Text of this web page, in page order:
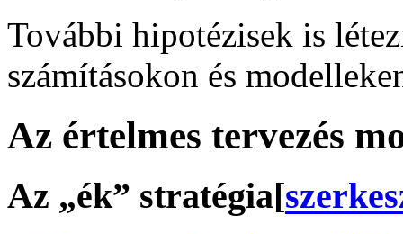
További hipotézisek is
számításokon és
Az értelmes tervezés
Az „ék” stratégia[